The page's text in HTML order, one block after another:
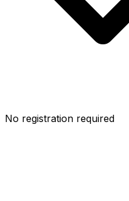
No registration required